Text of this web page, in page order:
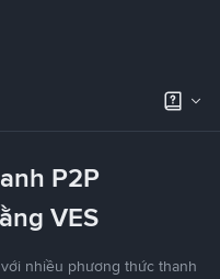
P2P
VES
nhiều phương thức thanh